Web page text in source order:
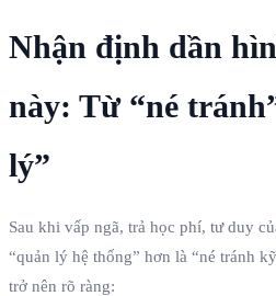
Nhận định dần
này: Từ “né
lý”
Sau khi vấp ngã, trả học phí, tư duy
“quản lý hệ thống” hơn là “né tránh
trở nên rõ ràng: